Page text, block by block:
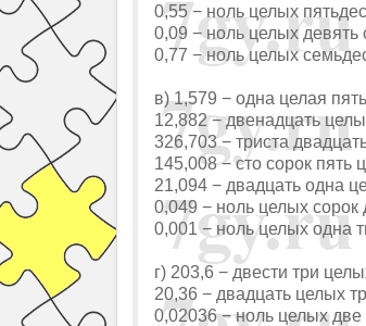
0,55 − ноль целых
0,09 − ноль целых девять
0,77 − ноль целых
в) 1,579 − одна целая
12,882 − двенадцать
326,703 − триста
145,008 − сто сорок
21,094 − двадцать одна
0,049 − ноль целых сорок
0,001 − ноль целых одна
г) 203,6 − двести три
20,36 − двадцать целых
0,02036 − ноль целых